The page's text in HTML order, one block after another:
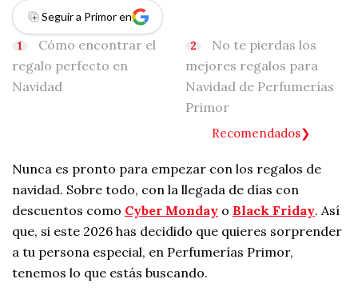
Seguir a Primor en
Cómo encontrar el
regalo perfecto en
Navidad
No te pierdas los
mejores regalos para
Navidad de Perfumerías
Primor
Recomendados
Nunca es pronto para empezar con los regalos de
navidad. Sobre todo, con la llegada de días con
descuentos como Cyber Monday o Black Friday. Así
que, si este 2026 has decidido que quieres sorprender
a tu persona especial, en Perfumerías Primor,
tenemos lo que estás buscando.